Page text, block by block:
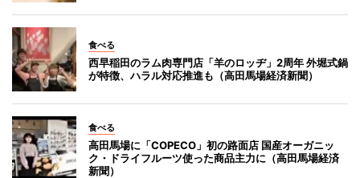
食べる
西早稲田のラム肉専門店「羊のロッヂ」2周年 外堀式鍋
が特徴、ハラル対応推進も（高田馬場経済新聞）
食べる
高田馬場に「COPECO」初の路面店 国産オーガニッ
ク・ドライフルーツ使った商品主力に（高田馬場経済
新聞）